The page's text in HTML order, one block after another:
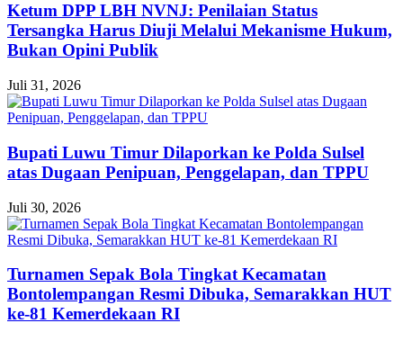
Ketum DPP LBH NVNJ: Penilaian Status
Tersangka Harus Diuji Melalui Mekanisme Hukum,
Bukan Opini Publik
Juli 31, 2026
Bupati Luwu Timur Dilaporkan ke Polda Sulsel
atas Dugaan Penipuan, Penggelapan, dan TPPU
Juli 30, 2026
Turnamen Sepak Bola Tingkat Kecamatan
Bontolempangan Resmi Dibuka, Semarakkan HUT
ke-81 Kemerdekaan RI